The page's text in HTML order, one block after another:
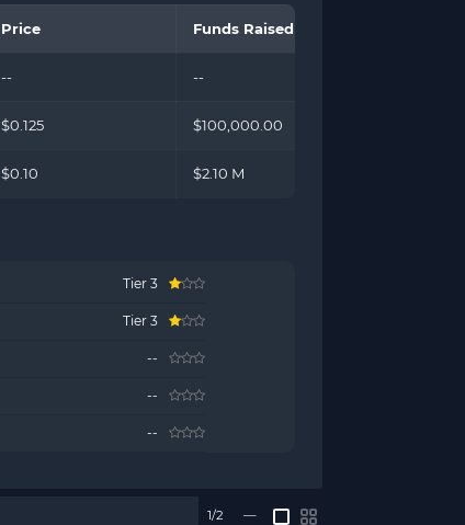
Price Funds Raised
-- --
$0.125 $100,000.00
$0.10 $2.10 M
Tier 3
Tier 3
--
--
--
1/2 —